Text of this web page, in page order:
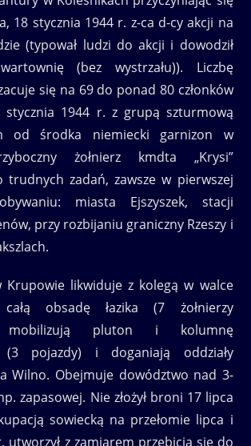
18 stycznia 1944 r. z-ca d-cy akcji na
(typował ludzi do akcji i dowodził
(bez wystrzału)). Liczbę
się na 69 do ponad 80 członków
stycznia 1944 r. z grupą szturmową
od środka niemiecki garnizon w
żołnierz kmdta „Krysi”
trudnych zadań, zawsze w pierwszej
miasta Ejszyszek, stacji
przy rozbijaniu graniczny Rzeszy i
Krupowie likwiduje z kolegą w walce
całą obsadę łazika (7 żołnierzy
mobilizują pluton i kolumnę
(3 pojazdy) i doganiają oddziały
Wilno. Obejmuje dowództwo nad 3-
zapasowej. Nie złożył broni 17 lipca
sowiecką na przełomie lipca i
utworzył z zamiarem przebicia się do